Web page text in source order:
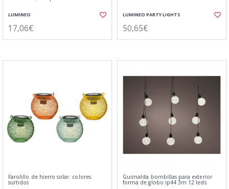
LUMINEO
17,06€
LUMINEO PARTY LIGHTS
50,65€
Farolillo de hierro solar. colores
surtidos
Guirnalda bombillas para exterior
forma de globo ip44 3m 12 leds